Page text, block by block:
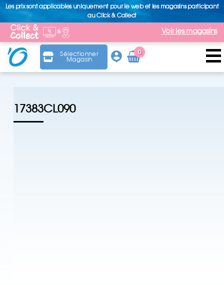
Les prix sont applicables uniquement pour le web et les magasins participant
au Click & Collect
Voir les magasins
Sélectionner
Magasin
0
Arti
cle
17383CL090